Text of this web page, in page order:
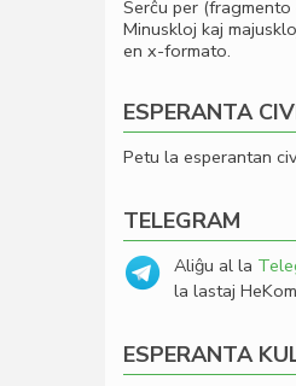
Serĉu per
Minuskloj kaj
en x-formato.
ESPERANTA
Petu la esperantan
TELEGRAM
Aliĝu al la
la lastaj
ESPERANTA